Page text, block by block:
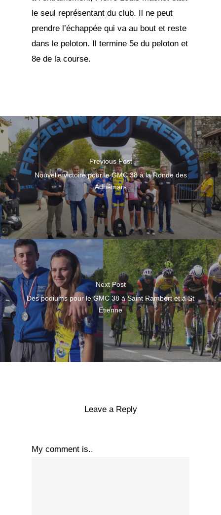
le seul représentant du club. Il ne peut
prendre l’échappée qui va au bout et reste
dans le peloton. Il termine 5e du peloton et
8e de la course.
Previous Post
Nouvelle victoire pour le GMC 38 à la Ronde des
Adhémars
Next Post
Des podiums pour le GMC 38 à Saint Rambert et à St
Etienne
Leave a Reply
My comment is..